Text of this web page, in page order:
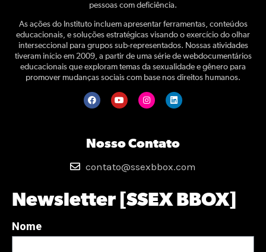
pessoas com deficiência.
As ações do Instituto incluem apresentar ferramentas, conteúdos
educacionais, e soluções estratégicas visando o exercício do olhar
interseccional para grupos sub-representados. Nossas atividades
tiveram início em 2009, a partir de uma série de webdocumentários
educacionais que exploram temas da sexualidade e gênero para
promover mudanças sociais com base nos direitos humanos.
Nosso Contato
contato@ssexbbox.com
Newsletter [SSEX BBOX]
Nome